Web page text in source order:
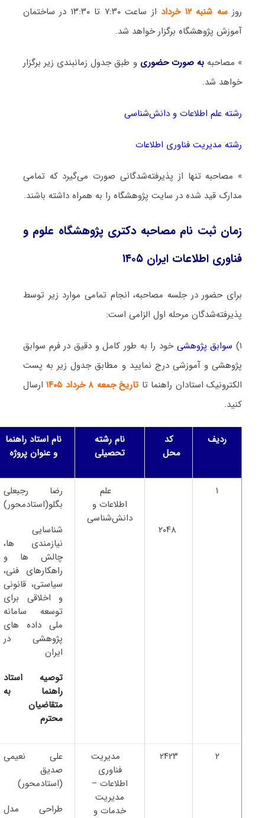
روزسه شنبه ۱۲ خرداد
از ساعت ۷:۳۰ تا ۱۳:۳۰ در ساختمان
آموزش پژوهشگاه برگزار خواهد شد.
» مصاحبهبه صورت حضوری و طبق جدول زمانبندی زیر برگزار
خواهد شد.
رشته علم اطلاعات و دانش‌شناسی
رشته مدیریت فناوری اطلاعات
» مصاحبه تنها از پذیرفته‌شدگانی صورت می‌گیرد که تمامی
مدارک قید شده در سایت پژوهشگاه را به همراه داشته باشند.
زمان ثبت نام مصاحبه دکتری پژوهشگاه علوم و
فناوری اطلاعات ایران ۱۴۰۵
برای حضور در جلسه مصاحبه، انجام تمامی موارد زیر توسط
پذیرفته‌شدگان مرحله اول الزامی است:
۱) سوابق پژوهشی خود را به طور کامل و دقیق در فرم سوابق
پژوهشی و آموزشی درج نمایید و مطابق جدول زیر به پست
الکترونیک استادان راهنما تا تاریخ جمعه ۸ خرداد ۱۴۰۵
ارسال
کنید.
ردیف
کد
محل
نام رشته
تحصیلی
نام استاد راهنما
و عنوان پروژه
۱
۲۰۴۸
علم
اطلاعات و
دانش‌شناسی
رضا رجبعلی
بگلو(استادمحور)
شناسایی
نیازمندی ها،
چالش ها و
راهکارهای فنی،
سیاستی، قانونی
و اخلاقی برای
توسعه سامانه
ملی داده های
پژوهشی در
ایران
توصیه استاد
راهنما به
متقاضیان
محترم
۲ ۲۴۲۳
مدیریت
فناوری
اطلاعات –
مدیریت
خدمات و
علی نعیمی
صدیق
(استادمحور)
طراحی مدل